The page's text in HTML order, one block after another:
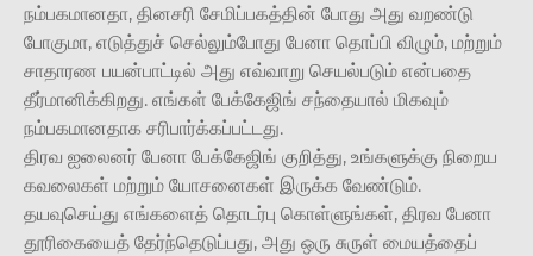
நம்பகமானதா, தினசரி சேமிப்பகத்தின் போது அது வறண்டு
போகுமா, எடுத்துச் செல்லும்போது பேனா தொப்பி விழும், மற்றும்
சாதாரண பயன்பாட்டில் அது எவ்வாறு செயல்படும் என்பதை
தீர்மானிக்கிறது. எங்கள் பேக்கேஜிங் சந்தையால் மிகவும்
நம்பகமானதாக சரிபார்க்கப்பட்டது.
திரவ ஐலைனர் பேனா பேக்கேஜிங் குறித்து, உங்களுக்கு நிறைய
கவலைகள் மற்றும் யோசனைகள் இருக்க வேண்டும்.
தயவுசெய்து எங்களைத் தொடர்பு கொள்ளுங்கள், திரவ பேனா
தூரிகையைத் தேர்ந்தெடுப்பது, அது ஒரு சுருள் மையத்தைப்